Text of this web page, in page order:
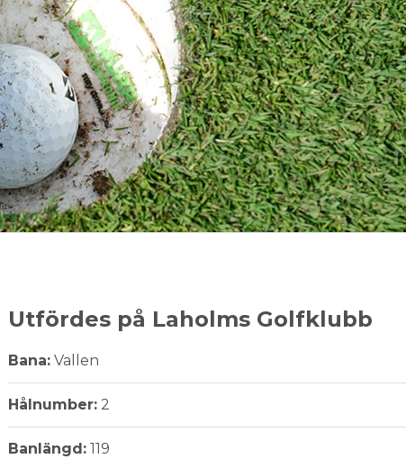
Utfördes på Laholms Golfklubb
Bana: Vallen
Hålnumber: 2
Banlängd: 119